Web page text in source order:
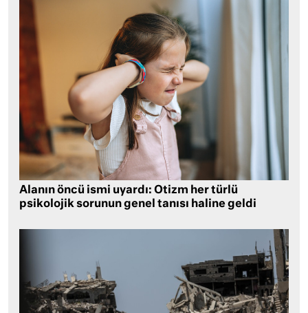
Alanın öncü ismi uyardı: Otizm her türlü
psikolojik sorunun genel tanısı haline geldi